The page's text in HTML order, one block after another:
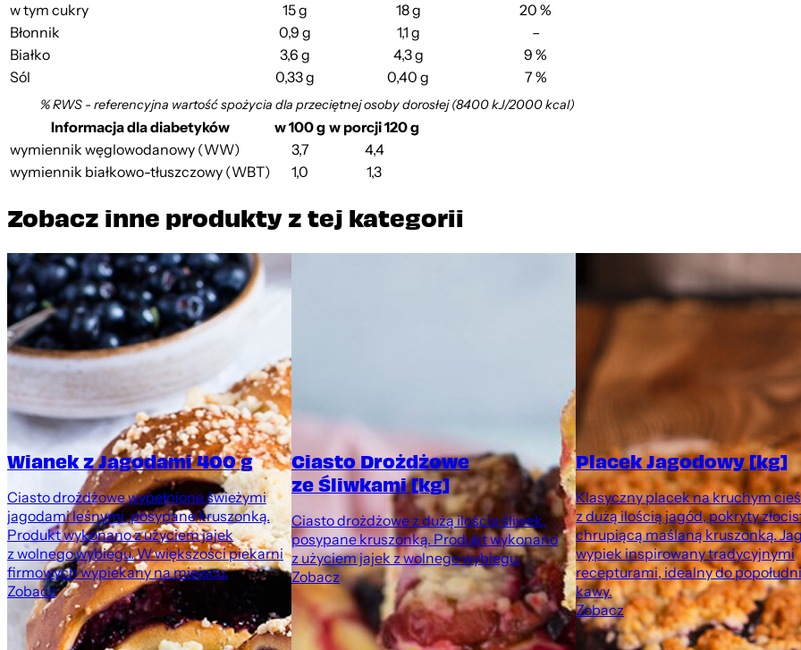
w tym cukry
15 g 18 g
20 %
Błonnik
0,9 g 1,1 g
–
Białko
3,6 g 4,3 g
9 %
Sól
0,33 g 0,40 g 7 %
% RWS - referencyjna wartość spożycia dla przeciętnej osoby dorosłej (8400 kJ/2000 kcal)
Informacja dla diabetyków w 100 gw porcji 120 g
wymiennik węglowodanowy (WW)
3,7
4,4
wymiennik białkowo-tłuszczowy (WBT)
1,0 1,3
Zobacz inne produkty z tej kategorii
Wianek z Jagodami 400 g
Ciasto drożdżowe wypełnione świeżymi
jagodami leśnymi, posypane kruszonką.
Produkt wykonano z użyciem jajek
z wolnego wybiegu. W większości piekarni
firmowych wypiekany na miejscu.
Zobacz
Ciasto Drożdżowe
ze Śliwkami [kg]
Ciasto drożdżowe z dużą ilością śliwek,
posypane kruszonką. Produkt wykonano
z użyciem jajek z wolnego wybiegu.
Zobacz
Placek Jagodowy [kg]
Klasyczny placek na kruchym
z dużą ilością jagód, pokryty
chrupiącą maślaną kruszonką.
wypiek inspirowany tradycyjnymi
recepturami, idealny do
kawy.
Zobacz